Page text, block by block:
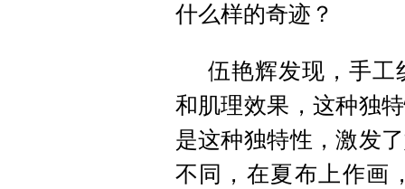
什么样的奇迹？
伍艳辉发现，手工
和肌理效果，这种独
是这种独特性，激发
不同，在夏布上作画